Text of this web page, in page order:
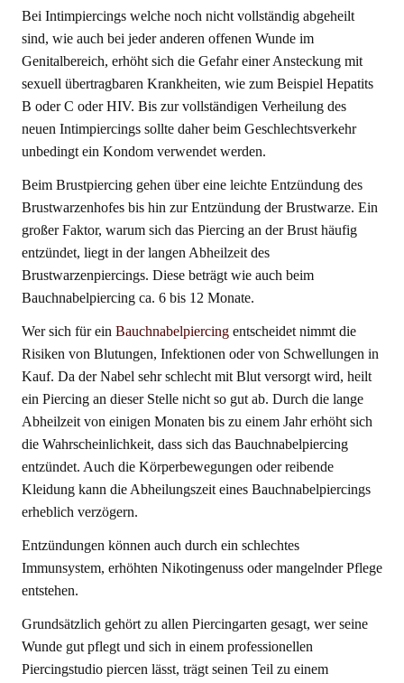
Bei Intimpiercings welche noch nicht vollständig abgeheilt
sind, wie auch bei jeder anderen offenen Wunde im
Genitalbereich, erhöht sich die Gefahr einer Ansteckung mit
sexuell übertragbaren Krankheiten, wie zum Beispiel Hepatits
B oder C oder HIV. Bis zur vollständigen Verheilung des
neuen Intimpiercings sollte daher beim Geschlechtsverkehr
unbedingt ein Kondom verwendet werden.
Beim Brustpiercing gehen über eine leichte Entzündung des
Brustwarzenhofes bis hin zur Entzündung der Brustwarze. Ein
großer Faktor, warum sich das Piercing an der Brust häufig
entzündet, liegt in der langen Abheilzeit des
Brustwarzenpiercings. Diese beträgt wie auch beim
Bauchnabelpiercing ca. 6 bis 12 Monate.
Wer sich für ein Bauchnabelpiercing entscheidet nimmt die
Risiken von Blutungen, Infektionen oder von Schwellungen in
Kauf. Da der Nabel sehr schlecht mit Blut versorgt wird, heilt
ein Piercing an dieser Stelle nicht so gut ab. Durch die lange
Abheilzeit von einigen Monaten bis zu einem Jahr erhöht sich
die Wahrscheinlichkeit, dass sich das Bauchnabelpiercing
entzündet. Auch die Körperbewegungen oder reibende
Kleidung kann die Abheilungszeit eines Bauchnabelpiercings
erheblich verzögern.
Entzündungen können auch durch ein schlechtes
Immunsystem, erhöhten Nikotingenuss oder mangelnder Pflege
entstehen.
Grundsätzlich gehört zu allen Piercingarten gesagt, wer seine
Wunde gut pflegt und sich in einem professionellen
Piercingstudio piercen lässt, trägt seinen Teil zu einem